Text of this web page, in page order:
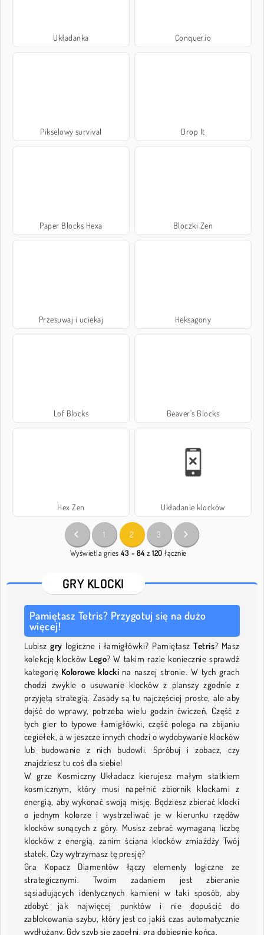
Układanka Conquer.io
Pikselowy survival Drop It
Paper Blocks Hexa Bloczki Zen
Przesuwaj i uciekaj Heksagony
Lof Blocks Beaver's Blocks
Hex Zen Układanie klocków
1 2 3
Wyświetla gries43 - 84 z120 łącznie
GRY KLOCKI
Pamiętasz Tetris? Przygotuj się na dużo
więcej!
Lubiszgry logiczne i łamigłówki? PamiętaszTetris? Masz
kolekcję klocków Lego? W takim razie koniecznie sprawdź
kategorię Kolorowe klockina naszej stronie. W tych grach
chodzi zwykle o usuwanie klocków z planszy zgodnie z
przyjętą strategią. Zasady są tu najczęściej proste, ale aby
dojść do wprawy, potrzeba wielu godzin ćwiczeń. Część z
tych gier to typowe łamigłówki, część polega na zbijaniu
cegiełek, a w jeszcze innych chodzi o wydobywanie klocków
lub budowanie z nich budowli. Spróbuj i zobacz, czy
znajdziesz tu coś dla siebie!
W grze Kosmiczny Układacz kierujesz małym statkiem
kosmicznym, który musi napełnić zbiornik klockami z
energią, aby wykonać swoją misję. Będziesz zbierać klocki
o jednym kolorze i wystrzeliwać je w kierunku rzędów
klocków sunących z góry. Musisz zebrać wymaganą liczbę
klocków z energią, zanim ściana klocków zmiażdży Twój
statek. Czy wytrzymasz tę presję?
Gra Kopacz Diamentów łączy elementy logiczne ze
strategicznymi. Twoim zadaniem jest zbieranie
sąsiadujących identycznych kamieni w taki sposób, aby
zdobyć jak najwięcej punktów i nie dopuścić do
zablokowania szybu, który jest co jakiś czas automatycznie
wydłużany. Gdy szyb się zapełni, gra dobiegnie końca.